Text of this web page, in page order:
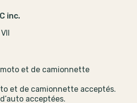
inc.
et de camionnette
et de camionnette acceptés.
acceptées.